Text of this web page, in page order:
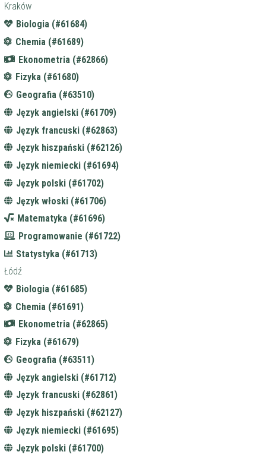
Kraków
Biologia (#61684)
Chemia (#61689)
Ekonometria (#62866)
Fizyka (#61680)
Geografia (#63510)
Język angielski (#61709)
Język francuski (#62863)
Język hiszpański (#62126)
Język niemiecki (#61694)
Język polski (#61702)
Język włoski (#61706)
Matematyka (#61696)
Programowanie (#61722)
Statystyka (#61713)
Łódź
Biologia (#61685)
Chemia (#61691)
Ekonometria (#62865)
Fizyka (#61679)
Geografia (#63511)
Język angielski (#61712)
Język francuski (#62861)
Język hiszpański (#62127)
Język niemiecki (#61695)
Język polski (#61700)